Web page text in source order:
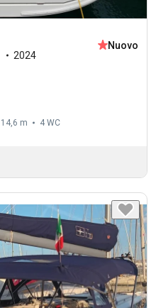
2024
Nuovo
14,6 m 4 WC